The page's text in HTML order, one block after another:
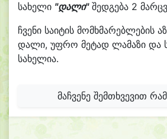
სახელი "დალი"შედგება 2
ჩვენი საიტის მომხმარებლების
დალი, უფრო მეტად ლამაზი და
სახელია.
მაჩვენე შემთხვევით